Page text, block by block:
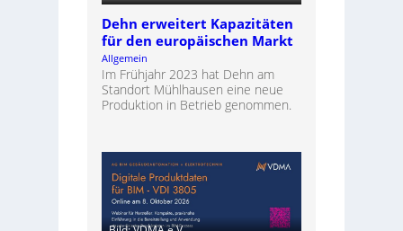
Dehn erweitert Kapazitäten
für den europäischen Markt
Allgemein
Im Frühjahr 2023 hat Dehn am
Standort Mühlhausen eine neue
Produktion in Betrieb genommen.